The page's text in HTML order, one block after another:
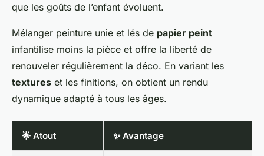
que les goûts de l’enfant évoluent.
Mélanger peinture unie et lés de papier peint
infantilise moins la pièce et offre la liberté de
renouveler régulièrement la déco. En variant les
textures et les finitions, on obtient un rendu
dynamique adapté à tous les âges.
🌟 Atout ✨ Avantage